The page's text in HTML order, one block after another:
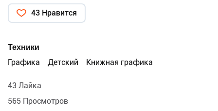
43 Нравится
Техники
Графика
Детский Книжная графика
43 Лайка
565 Просмотров